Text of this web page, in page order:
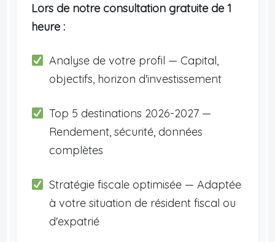
Lors de notre consultation gratuite de 1
heure :
Analyse de votre profil — Capital,
objectifs, horizon d'investissement
Top 5 destinations 2026-2027 —
Rendement, sécurité, données
complètes
Stratégie fiscale optimisée — Adaptée
à votre situation de résident fiscal ou
d'expatrié